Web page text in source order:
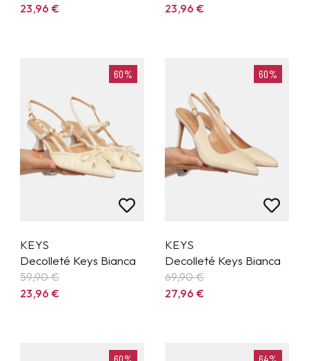
23,96€
23,96€
60%
KEYS
Decolleté Keys Bianca
59,90€
23,96€
60%
KEYS
Decolleté Keys Bianca
69,90€
27,96€